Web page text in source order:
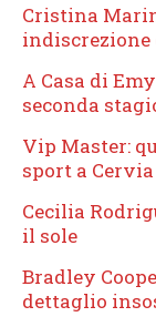
Cristina
indiscrezione
A Casa di
seconda
Vip Master:
sport a Cervia
Cecilia
il sole
Bradley
dettaglio